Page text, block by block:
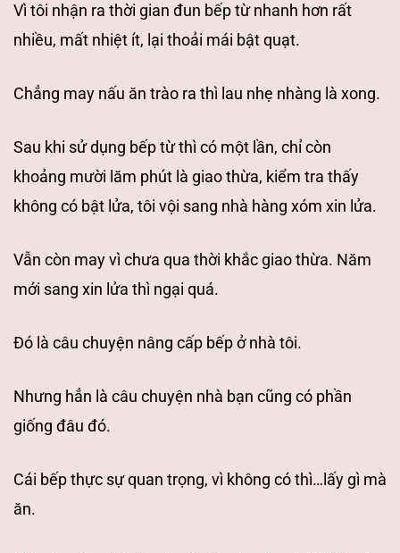
Vì tôi nhận ra thời gian đun bếp từ nhanh hơn rất
nhiều, mất nhiệt ít, lại thoải mái bật quạt.
Chẳng may nấu ăn trào ra thì lau nhẹ nhàng là xong.
Sau khi sử dụng bếp từ thì có một lần, chỉ còn
khoảng mười lăm phút là giao thừa, kiểm tra thấy
không có bật lửa, tôi vội sang nhà hàng xóm xin lửa.
Vẫn còn may vì chưa qua thời khắc giao thừa. Năm
mới sang xin lửa thì ngại quá.
Đó là câu chuyện nâng cấp bếp ở nhà tôi.
Nhưng hẳn là câu chuyện nhà bạn cũng có phần
giống đâu đó.
Cái bếp thực sự quan trọng, vì không có thì…lấy gì mà
ăn.